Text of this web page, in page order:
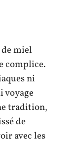
de miel
complice.
ni
voyage
tradition,
de
avec les